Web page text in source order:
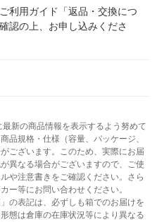
利用ガイド「返品・交換につ
認の上、お申し込みくださ
新の商品情報を表示するよう努めて
品規格・仕様（容量、パッケージ、
ございます。このため、実際にお届
異なる場合がございますので、ご使
や注意書きをご確認ください。さら
ー等にお問い合わせください。
の表記は、必ずしも箱でのお届けを
態は倉庫の在庫状況等により異なる